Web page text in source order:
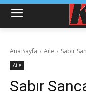
Ana Sayfa Aile Sabır
Aile
Sabır